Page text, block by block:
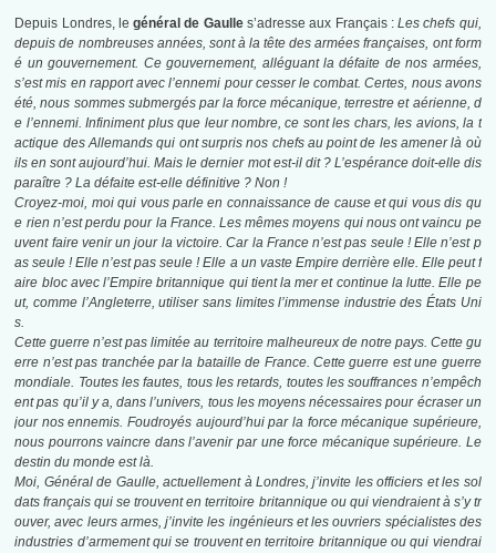
Depuis Londres, le général de Gaulle s’adresse aux Français :Les chefs qui,
depuis de nombreuses années, sont à la tête des armées françaises, ont form
é un gouvernement. Ce gouvernement, alléguant la défaite de nos armées,
s’est mis en rapport avec l’ennemi pour cesser le combat. Certes, nous avons
été, nous sommes submergés par la force mécanique, terrestre et aérienne, d
e l’ennemi. Infiniment plus que leur nombre, ce sont les chars, les avions, la t
actique des Allemands qui ont surpris nos chefs au point de les amener là où
ils en sont aujourd’hui. Mais le dernier mot est-il dit ? L’espérance doit-elle dis
paraître ? La défaite est-elle définitive ? Non !
Croyez-moi, moi qui vous parle en connaissance de cause et qui vous dis qu
e rien n’est perdu pour la France. Les mêmes moyens qui nous ont vaincu pe
uvent faire venir un jour la victoire. Car la France n’est pas seule ! Elle n’est p
as seule ! Elle n’est pas seule ! Elle a un vaste Empire derrière elle. Elle peut f
aire bloc avec l’Empire britannique qui tient la mer et continue la lutte. Elle pe
ut, comme l’Angleterre, utiliser sans limites l’immense industrie des États Uni
s.
Cette guerre n’est pas limitée au territoire malheureux de notre pays. Cette gu
erre n’est pas tranchée par la bataille de France. Cette guerre est une guerre
mondiale. Toutes les fautes, tous les retards, toutes les souffrances n’empêch
ent pas qu’il y a, dans l’univers, tous les moyens nécessaires pour écraser un
jour nos ennemis. Foudroyés aujourd’hui par la force mécanique supérieure,
nous pourrons vaincre dans l’avenir par une force mécanique supérieure. Le
destin du monde est là.
Moi, Général de Gaulle, actuellement à Londres, j’invite les officiers et les sol
dats français qui se trouvent en territoire britannique ou qui viendraient à s’y tr
ouver, avec leurs armes, j’invite les ingénieurs et les ouvriers spécialistes des
industries d’armement qui se trouvent en territoire britannique ou qui viendrai